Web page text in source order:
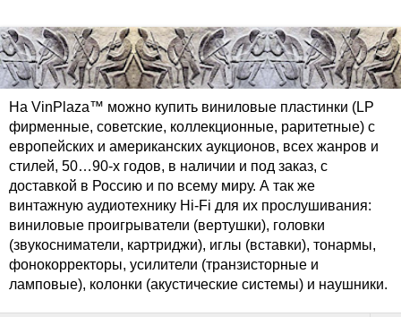
На VinPlaza™ можно купить виниловые пластинки (LP
фирменные, советские, коллекционные, раритетные) с
европейских и американских аукционов, всех жанров и
стилей, 50…90-х годов, в наличии и под заказ, с
доставкой в Россию и по всему миру. А так же
винтажную аудиотехнику Hi-Fi для их прослушивания:
виниловые проигрыватели (вертушки), головки
(звукосниматели, картриджи), иглы (вставки), тонармы,
фонокорректоры, усилители (транзисторные и
ламповые), колонки (акустические системы) и наушники.